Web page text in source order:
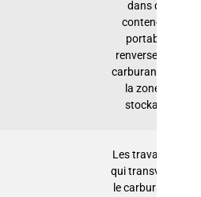
dans des
conteneurs
portables
renversent du
carburant dans
la zone de
stockage.
Les travailleurs
qui transvasent
le carburant se